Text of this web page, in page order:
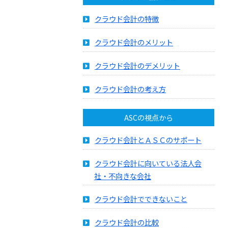
クラウド会計の特徴
クラウド会計のメリット
クラウド会計のデメリット
クラウド会計の考え方
ASCの視点から
クラウド会計とＡＳＣのサポート
クラウド会計に向いている法人会
社・不向きな会社
クラウド会計でできないこと
クラウド会計の比較